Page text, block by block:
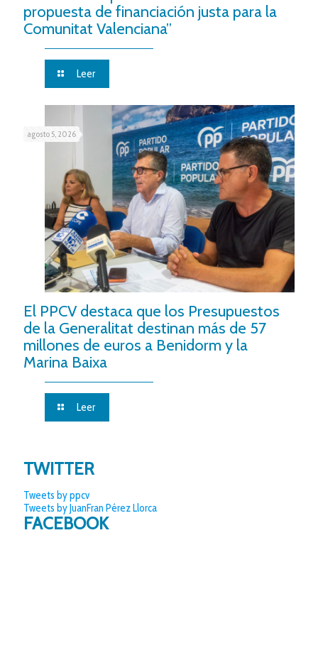
propuesta de financiación justa para la
Comunitat Valenciana”
Leer
agosto 5, 2026
El PPCV destaca que los Presupuestos
de la Generalitat destinan más de 57
millones de euros a Benidorm y la
Marina Baixa
Leer
TWITTER
Tweets by ppcv
Tweets by JuanFran Pérez Llorca
FACEBOOK